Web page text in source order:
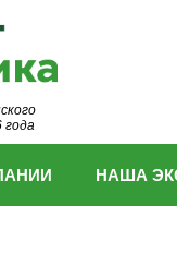
года
НАША